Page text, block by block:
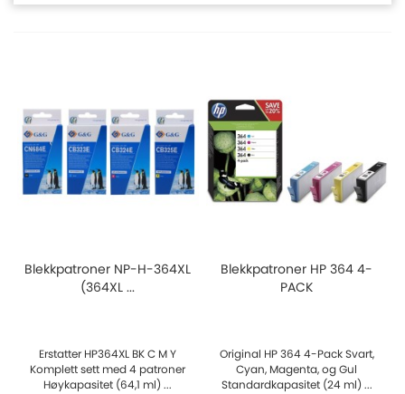
Blekkpatroner NP-H-364XL
(364XL ...
Erstatter HP364XL BK C M Y
Komplett sett med 4 patroner
Høykapasitet (64,1 ml) ...
Blekkpatroner HP 364 4-
PACK
Original HP 364 4-Pack Svart,
Cyan, Magenta, og Gul
Standardkapasitet (24 ml) ...